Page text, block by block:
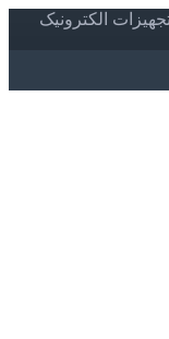
الکترونیک